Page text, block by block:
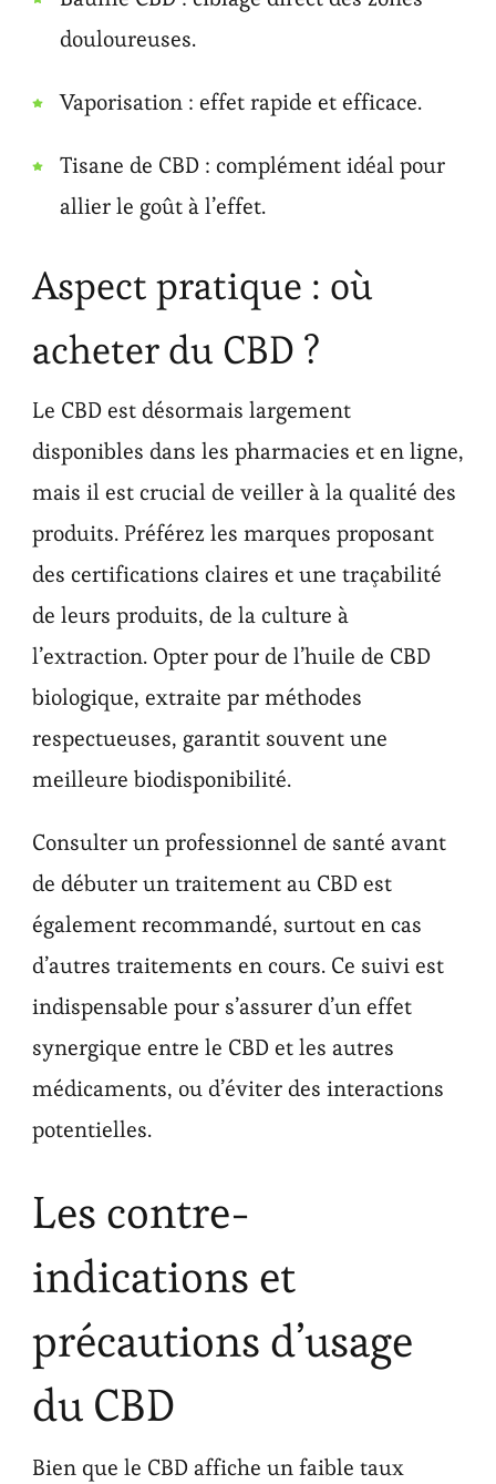
douloureuses.
Vaporisation : effet rapide et efficace.
Tisane de CBD : complément idéal pour
allier le goût à l’effet.
Aspect pratique : où
acheter du CBD ?
Le CBD est désormais largement
disponibles dans les pharmacies et en ligne,
mais il est crucial de veiller à la qualité des
produits. Préférez les marques proposant
des certifications claires et une traçabilité
de leurs produits, de la culture à
l’extraction. Opter pour de l’huile de CBD
biologique, extraite par méthodes
respectueuses, garantit souvent une
meilleure biodisponibilité.
Consulter un professionnel de santé avant
de débuter un traitement au CBD est
également recommandé, surtout en cas
d’autres traitements en cours. Ce suivi est
indispensable pour s’assurer d’un effet
synergique entre le CBD et les autres
médicaments, ou d’éviter des interactions
potentielles.
Les contre-
indications et
précautions d’usage
du CBD
Bien que le CBD affiche un faible taux